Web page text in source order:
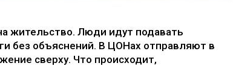
жительство. Люди идут подавать
без объяснений. В ЦОНах отправляют в
сверху. Что происходит,